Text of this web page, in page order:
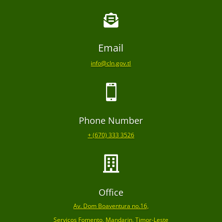

Email
info@cln.gov.tl

Phone Number
+ (670) 333 3526

Office
Av. Dom Boaventura no.16,
Serviços Fomento, Mandarin, Timor-Leste